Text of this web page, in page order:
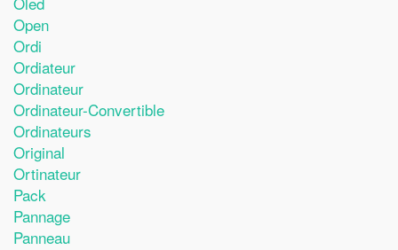
Open
Ordi
Ordiateur
Ordinateur
Ordinateur-Convertible
Ordinateurs
Original
Ortinateur
Pack
Pannage
Panneau